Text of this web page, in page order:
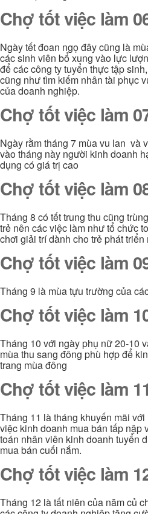
Chợ tốt việc làm
Ngày tết đoan ngọ đây cũng là
các sinh viên bổ xung vào lực
để các công ty tuyển thực tập
cũng như tìm kiếm nhân tài phục
của doanh nghiệp.
Chợ tốt việc làm
Ngày rằm tháng 7 mùa vu lan và
vào tháng này người kinh doanh
dụng có giá trị cao
Chợ tốt việc làm
Tháng 8 có tết trung thu cũng
trẻ nên các việc làm như tổ chức
chơi giải trí dành cho trẻ phát triển
Chợ tốt việc làm
Tháng 9 là mùa tựu trường của
Chợ tốt việc làm
Tháng 10 với ngày phụ nữ 20-10
mùa thu sang đông phù hợp để
trang mùa đông
Chợ tốt việc làm
Tháng 11 là tháng khuyến mãi
việc kinh doanh mua bán tấp nập
toán nhân viên kinh doanh tuyển
mua bán cuối nắm.
Chợ tốt việc làm
Tháng 12 là tất niên của năm củ